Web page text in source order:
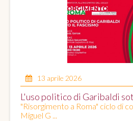
13 aprile 2026
L'uso politico di Garibaldi
"Risorgimento a Roma" ciclo di
Miguel G ...